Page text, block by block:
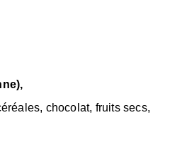
chocolat, fruits secs,